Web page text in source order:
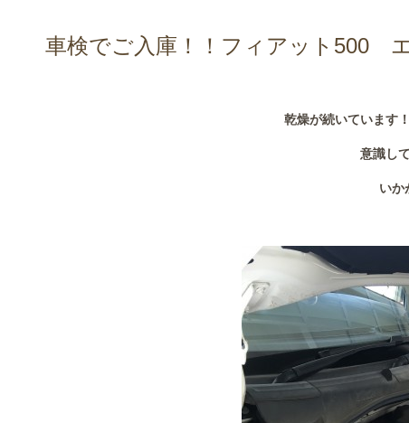
車検でご入庫！！フィアット500
乾燥が続いています
意識し
いか